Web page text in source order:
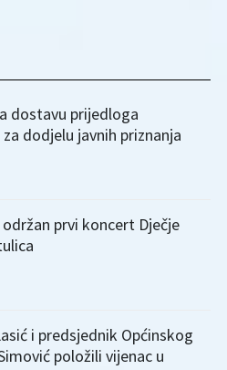
dostavu prijedloga
dodjelu javnih priznanja
prvi koncert Dječje
i predsjednik Općinskog
položili vijenac u